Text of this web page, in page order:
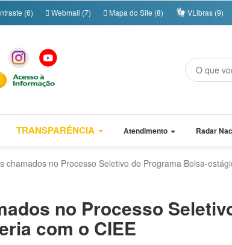
(6) Webmail (7) Mapa do Site (8) VLibras (9)
TRANSPARÊNCIA Atendimento Radar
chamados no Processo Seletivo do Programa Bolsa-
no Processo
com o CIEE